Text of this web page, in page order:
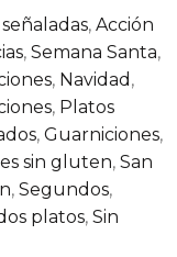
, Acción
, Semana Santa,
, Navidad ,
, Platos
, Guarniciones,
sin gluten, San
, Segundos,
platos, Sin